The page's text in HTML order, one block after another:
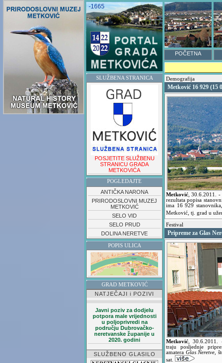
-1665
POČETNA
SLUŽBENA STRANICA
POSJETITE SLUŽBENU
STRANICU GRADA
METKOVIĆA
POGLEDAJTE
ANTIČKA NARONA
PRIRODOSLOVNI MUZEJ
METKOVIĆ
SELO VID
SELO PRUD
DOLINA NERETVE
POPIS ULICA
GRAD METKOVIĆ
NATJEČAJI i POZIVI
Javni poziv za dodjelu
potpora male vrijednosti
u poljoprivredi na
području Dubrovačko-
neretvanske županije u
2020. godini
SLUŽBENO GLASILO
Demografija
Metković 16 929 (15
Metković ,30.6.2011. -
rezultata popisa
ima 16 929
Metković, tj. grad u
Festival
Pripreme za Glas
Metković ,30.6.2011.
traju posljednje
amatera Glas Neretve ,
sat.